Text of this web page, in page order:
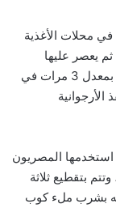
محلات الأغذية
كوب، ثم يعصر عليها
ليمونة كاملة ويملأ الكوب بالماء المغلي ويشرب بمعدل 3 مرات في
استخدمها المصريون
بتقطيع ثلاثة
بشرب ملء كوب